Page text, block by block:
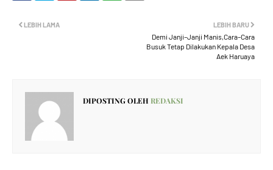
LEBIH BARU
Demi Janji–Janji Manis,Cara–Cara
Busuk Tetap Dilakukan Kepala Desa
Aek Haruaya
LEBIH LAMA
DIPOSTING OLEH REDAKSI